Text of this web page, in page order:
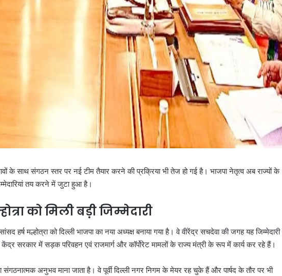
के साथ संगठन स्तर पर नई टीम तैयार करने की प्रक्रिया भी तेज हो गई है। भाजपा नेतृत्व अब राज्यों के
तय करने में जुटा हुआ है।
को मिली बड़ी जिम्मेदारी
हर्ष मल्होत्रा को दिल्ली भाजपा का नया अध्यक्ष बनाया गया है। वे वीरेंद्र सचदेवा की जगह यह जिम्मेदारी
केंद्र सरकार में सड़क परिवहन एवं राजमार्ग और कॉर्पोरेट मामलों के राज्य मंत्री के रूप में कार्य कर रहे हैं।
संगठनात्मक अनुभव माना जाता है। वे पूर्वी दिल्ली नगर निगम के मेयर रह चुके हैं और पार्षद के तौर पर भी